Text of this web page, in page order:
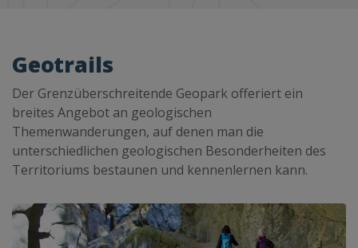
Geotrails
Der Grenzüberschreitende Geopark offeriert ein
breites Angebot an geologischen
Themenwanderungen, auf denen man die
unterschiedlichen geologischen Besonderheiten des
Territoriums bestaunen und kennenlernen kann.